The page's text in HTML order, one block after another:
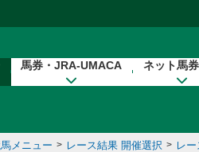
馬券・JRA-UMACA ネット馬
メニュー > レース結果 開催選択 > レ